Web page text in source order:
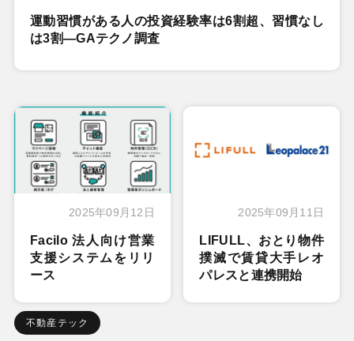
運動習慣がある人の投資経験率は6割超、習慣なし
は3割―GAテクノ調査
2025年09月12日
Facilo 法人向け営業
支援システムをリリ
ース
不動産テック
2025年09月11日
LIFULL、おとり物件
撲滅で賃貸大手レオ
パレスと連携開始